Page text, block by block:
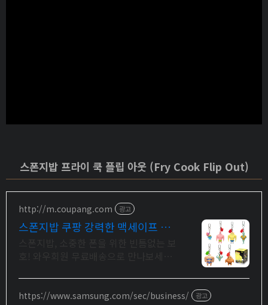
스폰지밥 프라이 쿡 플립 아웃 (Fry Cook Flip Out)
http://m.coupang.com 광고
스폰지밥 쿠팡 강력한 맥세이프 자
회원이라면 30일 무료반품으로 부담 없
이.
https://www.samsung.com/sec/business/ 광고